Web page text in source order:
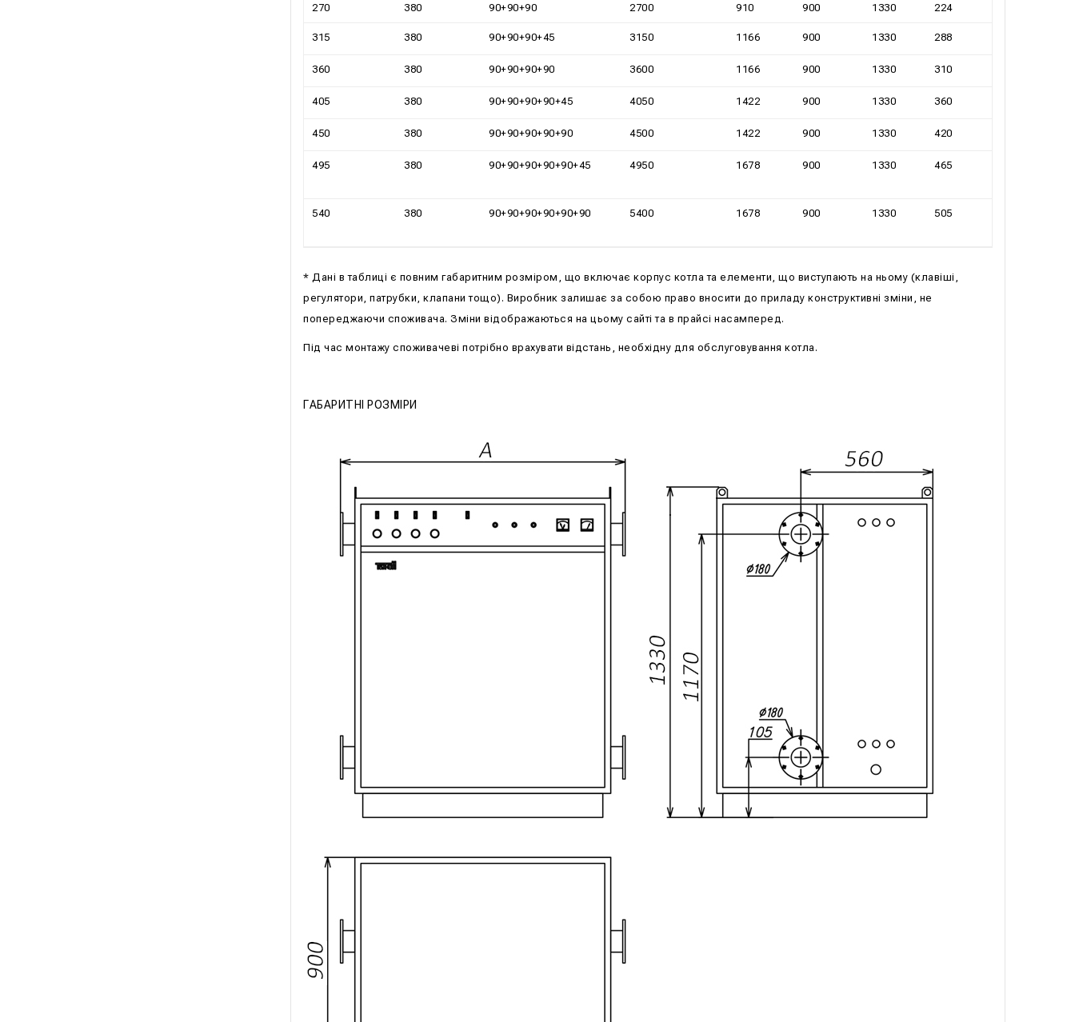
270 380 90+90+90 2700 910 900 1330 224
315 380 90+90+90+45 3150 1166 900 1330 288
360 380 90+90+90+90 3600 1166 900 1330 310
405 380 90+90+90+90+45 4050 1422 900 1330 360
450 380 90+90+90+90+90 4500 1422 900 1330 420
495 380 90+90+90+90+90+45 4950 1678 900 1330 465
540 380 90+90+90+90+90+90 5400 1678 900 1330 505
* Дані в таблиці є повним габаритним розміром, що включає корпус котла та елементи, що виступають на ньому (клавіші,
регулятори, патрубки, клапани тощо). Виробник залишає за собою право вносити до приладу конструктивні зміни, не
попереджаючи споживача. Зміни відображаються на цьому сайті та в прайсі насамперед.
Під час монтажу споживачеві потрібно врахувати відстань, необхідну для обслуговування котла.
ГАБАРИТНІ РОЗМІРИ